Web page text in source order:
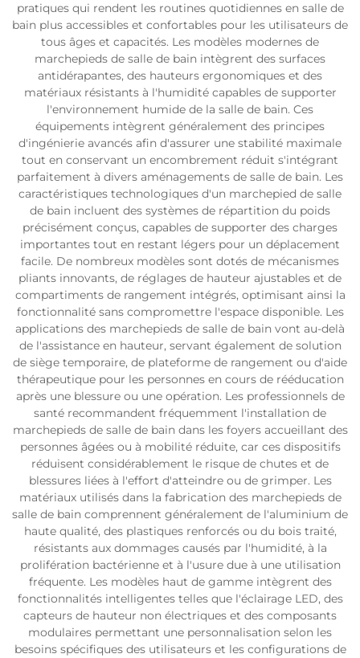
Contactez-nous
pratiques qui rendent les routines quotidiennes en salle de
bain plus accessibles et confortables pour les utilisateurs de
tous âges et capacités. Les modèles modernes de
marchepieds de salle de bain intègrent des surfaces
antidérapantes, des hauteurs ergonomiques et des
matériaux résistants à l'humidité capables de supporter
l'environnement humide de la salle de bain. Ces
équipements intègrent généralement des principes
d'ingénierie avancés afin d'assurer une stabilité maximale
tout en conservant un encombrement réduit s'intégrant
parfaitement à divers aménagements de salle de bain. Les
caractéristiques technologiques d'un marchepied de salle
de bain incluent des systèmes de répartition du poids
précisément conçus, capables de supporter des charges
importantes tout en restant légers pour un déplacement
facile. De nombreux modèles sont dotés de mécanismes
pliants innovants, de réglages de hauteur ajustables et de
compartiments de rangement intégrés, optimisant ainsi la
fonctionnalité sans compromettre l'espace disponible. Les
applications des marchepieds de salle de bain vont au-delà
de l'assistance en hauteur, servant également de solution
de siège temporaire, de plateforme de rangement ou d'aide
thérapeutique pour les personnes en cours de rééducation
après une blessure ou une opération. Les professionnels de
santé recommandent fréquemment l'installation de
marchepieds de salle de bain dans les foyers accueillant des
personnes âgées ou à mobilité réduite, car ces dispositifs
réduisent considérablement le risque de chutes et de
blessures liées à l'effort d'atteindre ou de grimper. Les
matériaux utilisés dans la fabrication des marchepieds de
salle de bain comprennent généralement de l'aluminium de
haute qualité, des plastiques renforcés ou du bois traité,
résistants aux dommages causés par l'humidité, à la
prolifération bactérienne et à l'usure due à une utilisation
fréquente. Les modèles haut de gamme intègrent des
fonctionnalités intelligentes telles que l'éclairage LED, des
capteurs de hauteur non électriques et des composants
modulaires permettant une personnalisation selon les
besoins spécifiques des utilisateurs et les configurations de